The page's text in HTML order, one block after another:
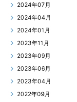
2024年07月
2024年04月
2024年01月
2023年11月
2023年09月
2023年06月
2023年04月
2022年09月